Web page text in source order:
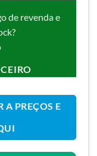
de revenda e
A PREÇOS E